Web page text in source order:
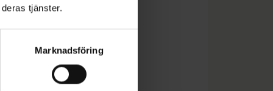
tjänster.
Marknadsföring